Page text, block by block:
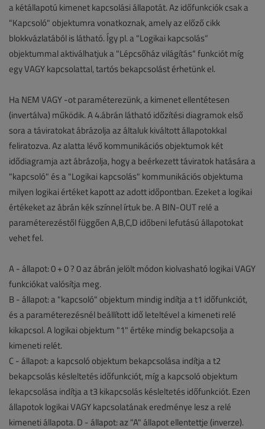
a kétállapotú kimenet kapcsolási állapotát. Az időfunkciók csak a
"Kapcsoló" objektumra vonatkoznak, amely az előző cikk
blokkvázlatából is látható. Így pl. a "Logikai kapcsolás“
objektummal aktiválhatjuk a "Lépcsőház világítás“ funkciót míg
egy VAGY kapcsolattal, tartós bekapcsolást érhetünk el.
Ha NEM VAGY -ot paraméterezünk, a kimenet ellentétesen
(invertálva) működik. A 4.ábrán látható időzítési diagramok első
sora a táviratokat ábrázolja az általuk kiváltott állapotokkal
feliratozva. Az alatta lévő kommunikációs objektumok két
idődiagramja azt ábrázolja, hogy a beérkezett táviratok hatására a
"kapcsoló" és a "Logikai kapcsolás" kommunikációs objektuma
milyen logikai értéket kapott az adott időpontban. Ezeket a logikai
értékeket az ábrán kék színnel írtuk be. A BIN-OUT relé a
paraméterezéstől függően A,B,C,D időbeni lefutású állapotokat
vehet fel.
A - állapot: 0 + 0 ? 0 az ábrán jelölt módon kiolvasható logikai VAGY
funkciókat valósítja meg.
B - állapot: a "kapcsoló" objektum mindig indítja a t1 időfunkciót,
és a paraméterezésnél beállított idő leteltével a kimeneti relé
kikapcsol. A logikai objektum "1" értéke mindig bekapcsolja a
kimeneti relét.
C - állapot: a kapcsoló objektum bekapcsolása indítja a t2
bekapcsolás késleltetés időfunkciót, míg a kapcsoló objektum
lekapcsolása indítja a t3 kikapcsolás késleltetés időfunkciót. Ezen
állapotok logikai VAGY kapcsolatának eredménye lesz a relé
kimeneti állapota. D - állapot: az "A" állapot ellentettje (inverze).